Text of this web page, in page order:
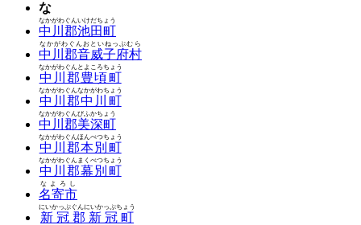
な
中川郡池田町
なかがわぐんいけだちょう
中川郡音威子府村
なかがわぐんおといねっぷむら
中川郡豊頃町
なかがわぐんとよころちょう
中川郡中川町
なかがわぐんなかがわちょう
中川郡美深町
なかがわぐんびふかちょう
中川郡本別町
なかがわぐんほんべつちょう
中川郡幕別町
なかがわぐんまくべつちょう
名寄市
なよろし
新冠郡新冠町
にいかっぷぐんにいかっぷちょう